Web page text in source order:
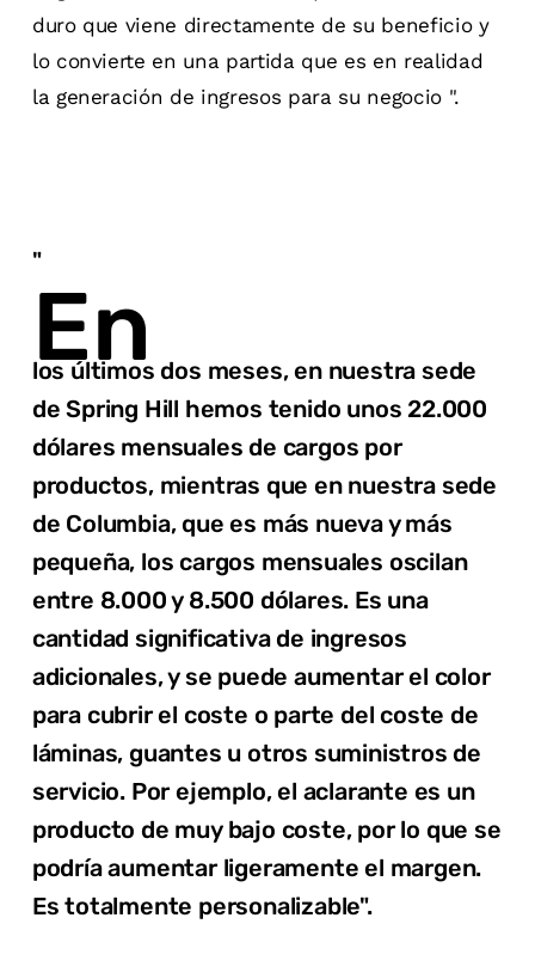
duro que viene directamente de su beneficio y
lo convierte en una partida que es en realidad
la generación de ingresos para su negocio ".
"
En
los últimos dos meses, en nuestra sede
de Spring Hill hemos tenido unos 22.000
dólares mensuales de cargos por
productos, mientras que en nuestra sede
de Columbia, que es más nueva y más
pequeña, los cargos mensuales oscilan
entre 8.000 y 8.500 dólares. Es una
cantidad significativa de ingresos
adicionales, y se puede aumentar el color
para cubrir el coste o parte del coste de
láminas, guantes u otros suministros de
servicio. Por ejemplo, el aclarante es un
producto de muy bajo coste, por lo que se
podría aumentar ligeramente el margen.
Es totalmente personalizable".